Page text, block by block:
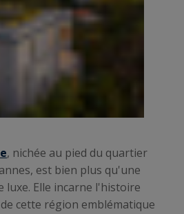
, nichée au pied du quartier
est bien plus qu'une
luxe. Elle incarne l'histoire
cette région emblématique